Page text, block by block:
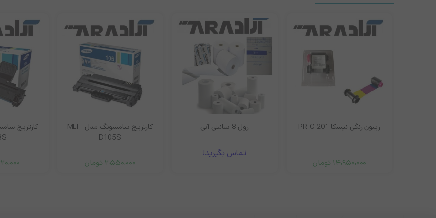
ریبون رنگی نیسکا PR-C 201
14,950,000 تومان
رول 8 سانتی آبی
تماس بگیرید!
کارتریج سامسونگ مدل MLT-
D105S
2,550,000 تومان